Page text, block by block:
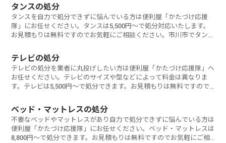
タンスの処分
タンスを自力で処分できずに悩んでいる方は便利屋「かたづけ応援
隊」にお任せください。タンスは5,500円～で処分対応いたします。
お見積もりは無料ですのでお気軽にご相談ください。市川市でタンス
テレビの処分
テレビの処分を業者に丸投げしたい方は便利屋「かたづけ応援隊」へ
お任せください。テレビのサイズや型などによって料金は異なりま
す。テレビは5,500円～で処分できます。お見積もりは無料ですので
ベッド・マットレスの処分
不要なベッドやマットレスがあり自力で処分できずに悩んでいる方は
便利屋「かたづけ応援隊」にお任せください。ベッド・マットレスは
8,800円～で処分できます。お見積もりは無料ですのでお気軽にご相